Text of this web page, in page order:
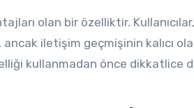
olan bir özelliktir. Kullanıcılar,
iletişim geçmişinin kalıcı
kullanmadan önce dikkatlice